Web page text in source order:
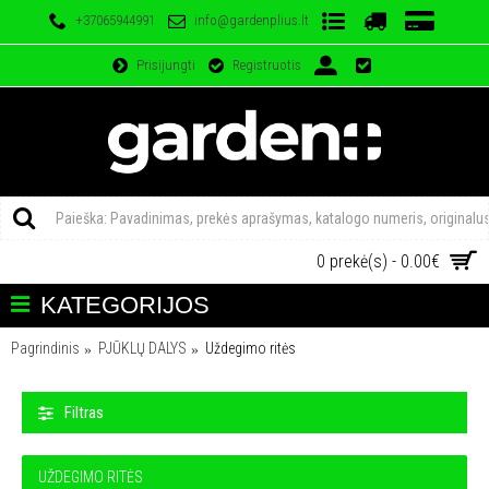
+37065944991 info@gardenplius.lt
Prisijungti Registruotis
0 prekė(s) - 0.00€
KATEGORIJOS
Pagrindinis PJŪKLŲ DALYS Uždegimo ritės
Filtras
UŽDEGIMO RITĖS